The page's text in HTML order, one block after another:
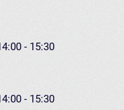
- 15:30
- 15:30